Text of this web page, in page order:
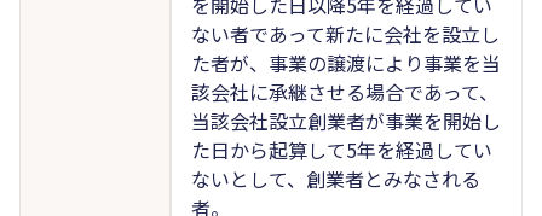
ない者であって新たに会社を設立し
た者が、事業の譲渡により事業を当
該会社に承継させる場合であって、
当該会社設立創業者が事業を開始し
た日から起算して5年を経過してい
ないとして、創業者とみなされる
者。